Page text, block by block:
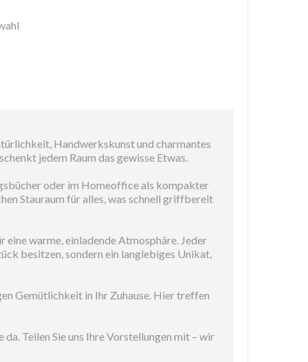
Handwerkskunst und charmantes
jedem Raum das gewisse Etwas.
oder im Homeoffice als kompakter
Stauraum für alles, was schnell griffbereit
warme, einladende Atmosphäre. Jeder
besitzen, sondern ein langlebiges Unikat,
Gemütlichkeit in Ihr Zuhause. Hier treffen
Teilen Sie uns Ihre Vorstellungen mit – wir